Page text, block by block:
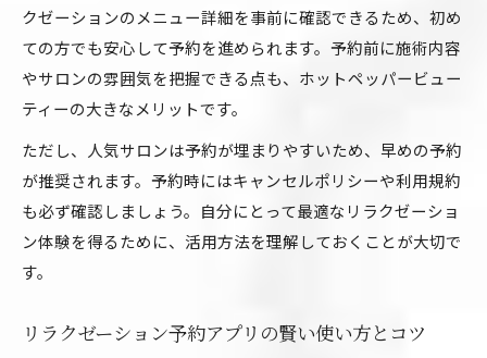
クゼーションのメニュー詳細を事前に確認できるため、初め
ての方でも安心して予約を進められます。予約前に施術内容
やサロンの雰囲気を把握できる点も、ホットペッパービュー
ティーの大きなメリットです。
ただし、人気サロンは予約が埋まりやすいため、早めの予約
が推奨されます。予約時にはキャンセルポリシーや利用規約
も必ず確認しましょう。自分にとって最適なリラクゼーショ
ン体験を得るために、活用方法を理解しておくことが大切で
す。
リラクゼーション予約アプリの賢い使い方とコツ